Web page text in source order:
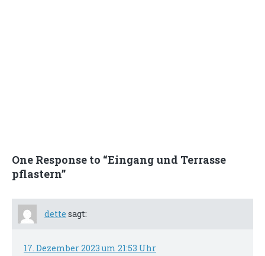
One Response to “Eingang und Terrasse
pflastern”
dette sagt:
17. Dezember 2023 um 21:53 Uhr